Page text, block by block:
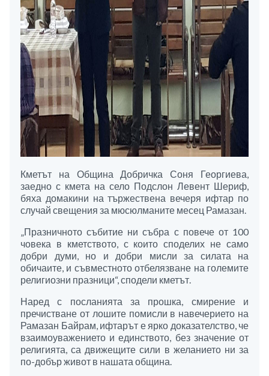
Кметът на Община Добричка Соня Георгиева,
заедно с кмета на село Подслон Левент Шериф,
бяха домакини на тържествена вечеря ифтар по
случай свещения за мюсюлманите месец Рамазан.
„Празничното събитие ни събра с повече от 100
човека в кметството, с които споделих не само
добри думи, но и добри мисли за силата на
обичаите, и съвместното отбелязване на големите
религиозни празници“, сподели кметът.
Наред с посланията за прошка, смирение и
пречистване от лошите помисли в навечерието на
Рамазан Байрам, ифтарът е ярко доказателство, че
взаимоуважението и единството, без значение от
религията, са движещите сили в желанието ни за
по-добър живот в нашата община.